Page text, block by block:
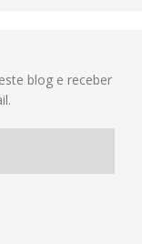
blog e receber